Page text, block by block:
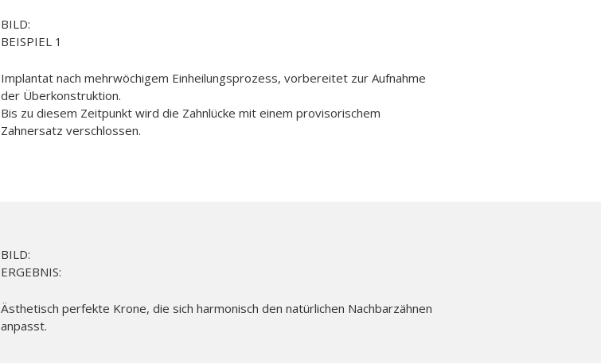
BILD:
BEISPIEL 1
Implantat nach mehrwöchigem Einheilungsprozess, vorbereitet zur Aufnahme
der Überkonstruktion.
Bis zu diesem Zeitpunkt wird die Zahnlücke mit einem provisorischem
Zahnersatz verschlossen.
BILD:
ERGEBNIS:
Ästhetisch perfekte Krone, die sich harmonisch den natürlichen Nachbarzähnen
anpasst.